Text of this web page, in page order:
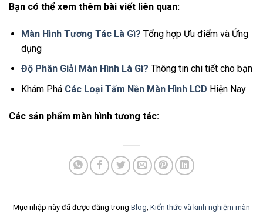
Bạn có thể xem thêm bài viết liên quan:
Màn Hình Tương Tác Là Gì? Tổng hợp Ưu điểm và Ứng
dụng
Độ Phân Giải Màn Hình Là Gì? Thông tin chi tiết cho bạn
Khám Phá Các Loại Tấm Nền Màn Hình LCD Hiện Nay
Các sản phẩm màn hình tương tác:
Mục nhập này đã được đăng trong Blog, Kiến thức và kinh nghiệm màn